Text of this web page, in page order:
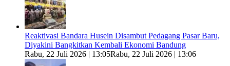
Reaktivasi Bandara Husein Disambut Pedagang Pasar Baru,
Diyakini Bangkitkan Kembali Ekonomi Bandung
Rabu, 22 Juli 2026 | 13:05Rabu, 22 Juli 2026 | 13:06